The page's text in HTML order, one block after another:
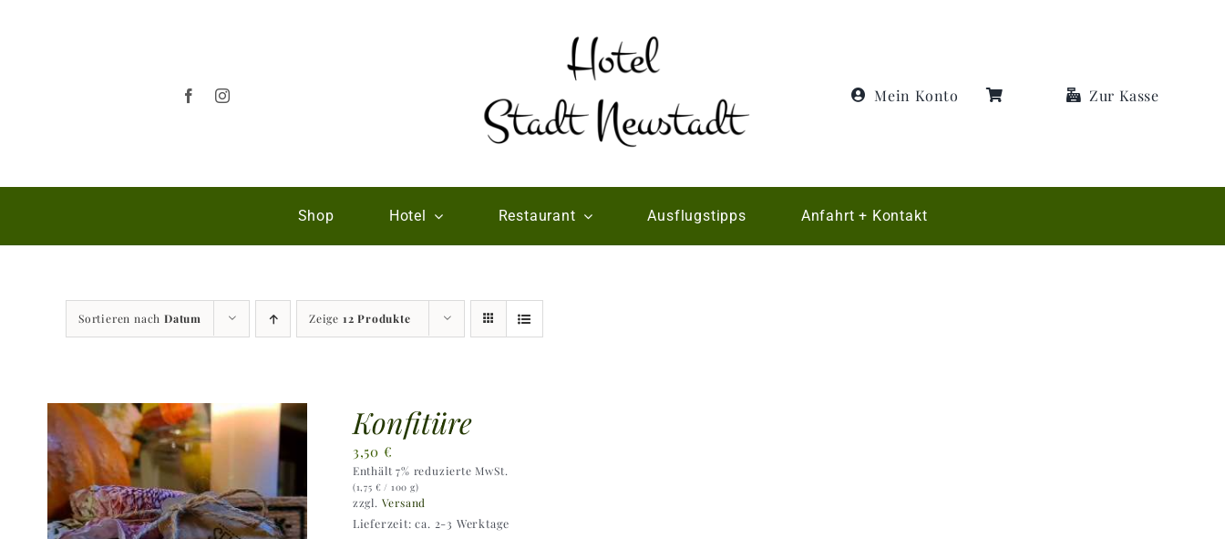
Mein Konto Zur Kasse
Shop Hotel Restaurant Ausflugstipps Anfahrt + Kontakt
Sortieren nach Datum Zeige 12 Produkte
Konfitüre
3,50 €
Enthält 7% reduzierte MwSt.
(1,75 € / 100 g)
zzgl. Versand
Lieferzeit: ca. 2-3 Werktage